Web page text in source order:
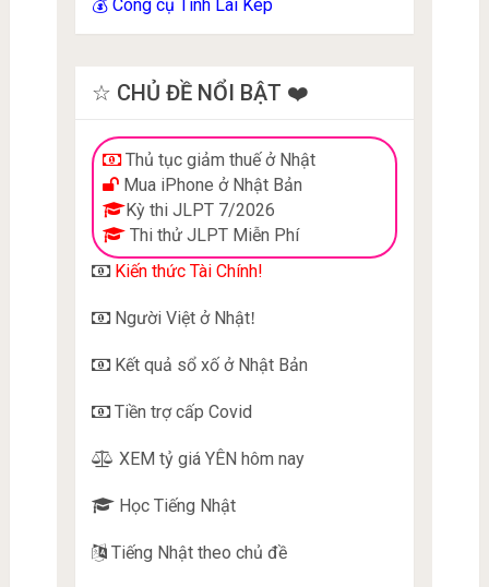
💰 Công cụ Tính Lãi Kép
☆ CHỦ ĐỀ NỔI BẬT ❤️
Thủ tục giảm thuế ở Nhật
Mua iPhone ở Nhật Bản
Kỳ thi JLPT 7/2026
Thi thử JLPT Miễn Phí
Kiến thức Tài Chính!
Người Việt ở Nhật!
Kết quả sổ xố ở Nhật Bản
Tiền trợ cấp Covid
XEM tỷ giá YÊN hôm nay
Học Tiếng Nhật
Tiếng Nhật theo chủ đề